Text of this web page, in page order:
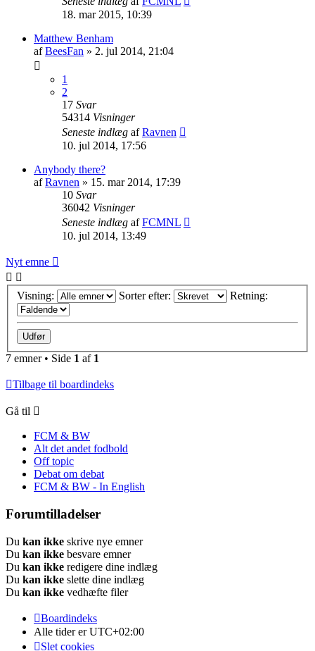
18. mar 2015, 10:39
Matthew Benham
afBeesFan » 2. jul 2014, 21:04
1
2
17 Svar
54314 Visninger
Seneste indlæg afRavnen
10. jul 2014, 17:56
Anybody there?
afRavnen » 15. mar 2014, 17:39
10 Svar
36042 Visninger
Seneste indlæg afFCMNL
10. jul 2014, 13:49
Nyt emne
Visning: Sorter efter: Retning:
7 emner • Side 1 af 1
Tilbage til boardindeks
Gå til
FCM & BW
Alt det andet fodbold
Off topic
Debat om debat
FCM & BW - In English
Forumtilladelser
Du kan ikke skrive nye emner
Du kan ikke besvare emner
Du kan ikke redigere dine indlæg
Du kan ikke slette dine indlæg
Du kan ikke vedhæfte filer
Boardindeks
Alle tider erUTC+02:00
Slet cookies